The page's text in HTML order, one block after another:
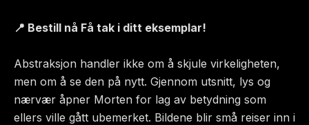
📍 Bestill nå Få tak i ditt eksemplar!
Abstraksjon handler ikke om å skjule virkeligheten,
men om å se den på nytt. Gjennom utsnitt, lys og
nærvær åpner Morten for lag av betydning som
ellers ville gått ubemerket. Bildene blir små reiser inn i